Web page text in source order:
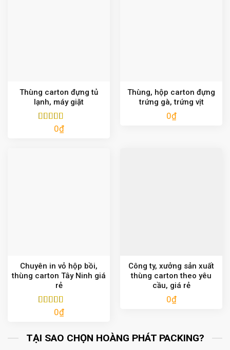
Thùng carton đựng tủ
lạnh, máy giặt
Được xếp
0₫
Thùng, hộp carton đựng
trứng gà, trứng vịt
0₫
Chuyên in vỏ hộp bồi,
thùng carton Tây Ninh giá
rẻ
Được xếp
0₫
Công ty, xưởng sản xuất
thùng carton theo yêu
cầu, giá rẻ
0₫
TẠI SAO CHỌN HOÀNG PHÁT PACKING?